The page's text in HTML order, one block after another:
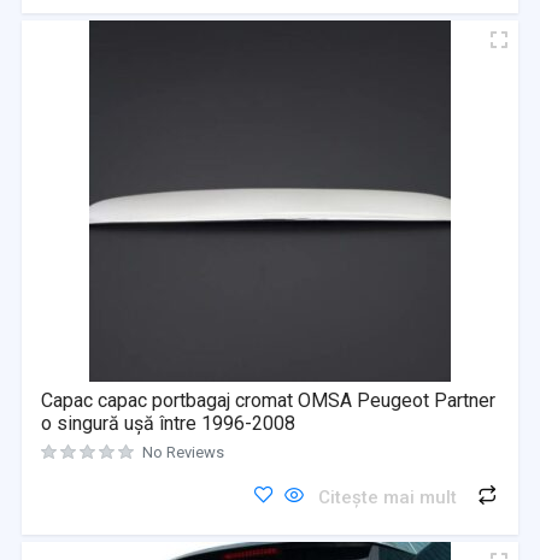
Capac capac portbagaj cromat OMSA Peugeot Partner
o singură uşă între 1996-2008
No Reviews
Citește mai mult